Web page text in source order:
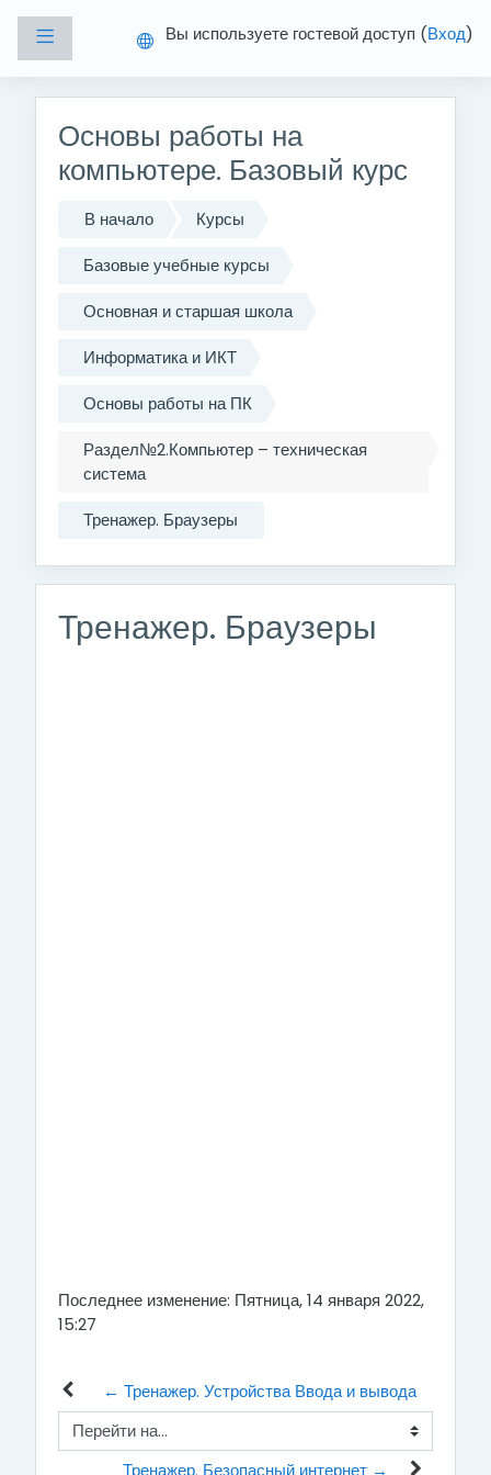
Боковая панельВы используете гостевой доступ (Вход)
Основы работы на
компьютере. Базовый курс
В начало
Курсы
Базовые учебные курсы
Основная и старшая школа
Информатика и ИКТ
Основы работы на ПК
Раздел№2.Компьютер – техническая
система
Тренажер. Браузеры
Тренажер. Браузеры
Последнее изменение: Пятница, 14 января 2022,
15:27
← Тренажер. Устройства Ввода и вывода
Перейти на...
Тренажер. Безопасный интернет →